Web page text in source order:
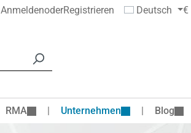
AnmeldenoderRegistrieren Deutsch €
RMA Unternehmen Blog